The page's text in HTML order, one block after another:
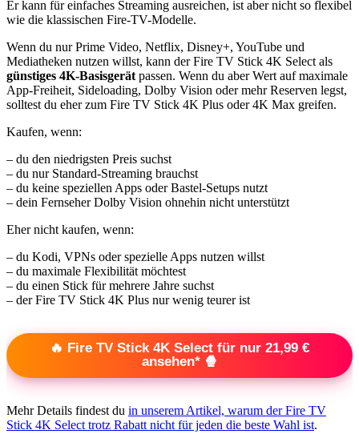
Er kann für einfaches Streaming ausreichen, ist aber nicht so flexibel
wie die klassischen Fire-TV-Modelle.
Wenn du nur Prime Video, Netflix, Disney+, YouTube und
Mediatheken nutzen willst, kann der Fire TV Stick 4K Select als
günstiges 4K-Basisgerät passen. Wenn du aber Wert auf maximale
App-Freiheit, Sideloading, Dolby Vision oder mehr Reserven legst,
solltest du eher zum Fire TV Stick 4K Plus oder 4K Max greifen.
Kaufen, wenn:
– du den niedrigsten Preis suchst
– du nur Standard-Streaming brauchst
– du keine speziellen Apps oder Bastel-Setups nutzt
– dein Fernseher Dolby Vision ohnehin nicht unterstützt
Eher nicht kaufen, wenn:
– du Kodi, VPNs oder spezielle Apps nutzen willst
– du maximale Flexibilität möchtest
– du einen Stick für mehrere Jahre suchst
– der Fire TV Stick 4K Plus nur wenig teurer ist
🔥 Fire TV Stick 4K Select für nur 21,99 €
ansehen* 🍿
Mehr Details findest du in unserem Artikel, warum der Fire TV
Stick 4K Select trotz Rabatt nicht für jeden die beste Wahl ist.